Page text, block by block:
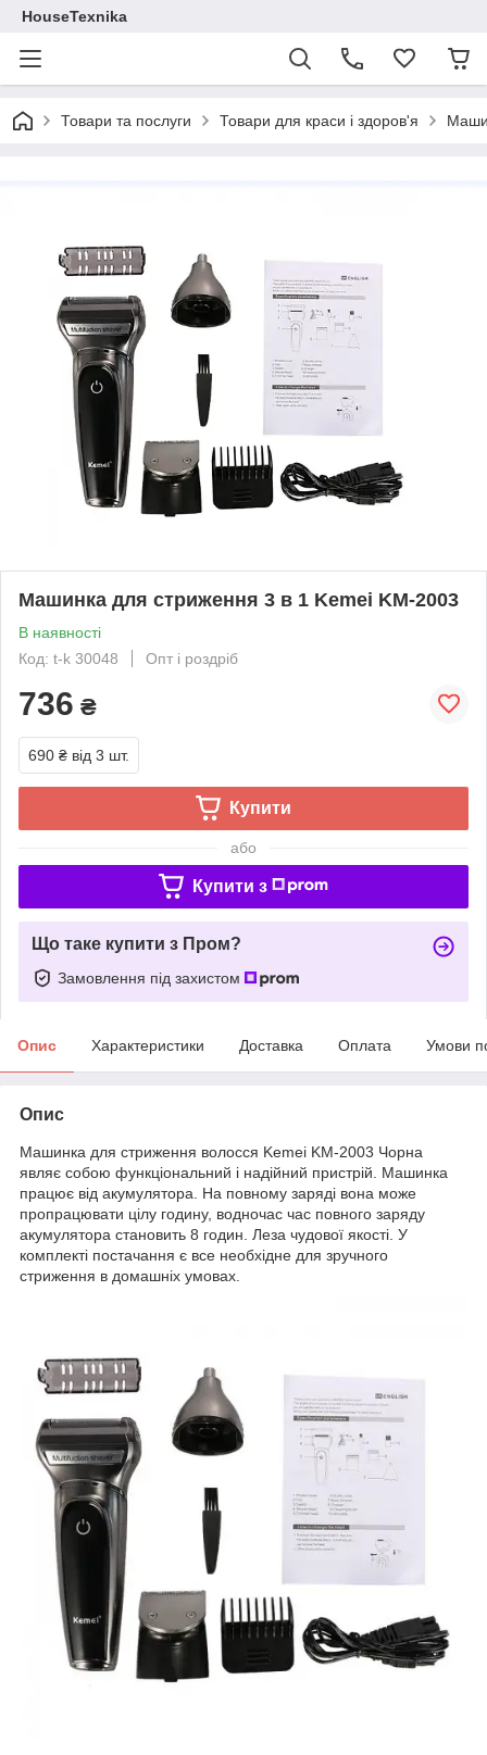
HouseTexnika
Товари та послуги Товари для краси і здоров'я
Машинка для стриження 3 в 1 Kemei KM-2003
В наявності
Код: t-k 30048
Опт і роздріб
736 ₴
690 ₴ від 3 шт.
Купити
або
Купити з
Що таке купити з Пром?
Замовлення під захистом
Опис Характеристики Доставка Оплата Умови
Опис
Машинка для стриження волосся Kemei KM-2003 Чорна
являє собою функціональний і надійний пристрій. Машинка
працює від акумулятора. На повному заряді вона може
пропрацювати цілу годину, водночас час повного заряду
акумулятора становить 8 годин. Леза чудової якості. У
комплекті постачання є все необхідне для зручного
стриження в домашніх умовах.